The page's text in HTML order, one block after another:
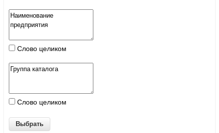
Слово целиком
Слово целиком